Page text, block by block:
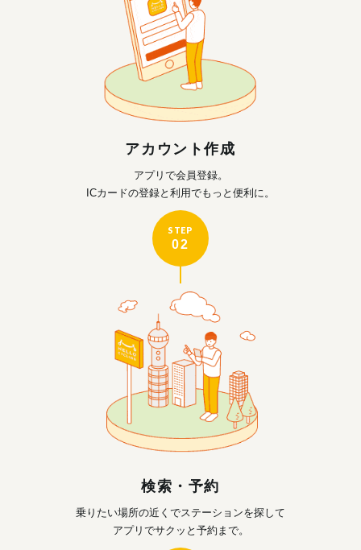
アカウント作成
アプリで会員登録。
ICカードの登録と利用でもっと便利に。
STEP
02
検索・予約
乗りたい場所の近くでステーションを探して
アプリでサクッと予約まで。